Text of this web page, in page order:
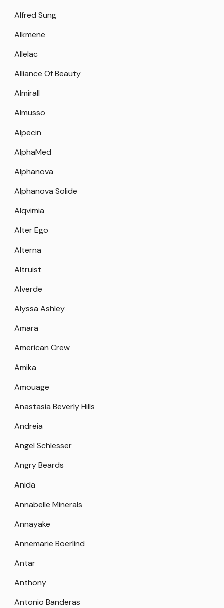
Alfred Sung
Alkmene
Allelac
Alliance Of Beauty
Almirall
Almusso
Alpecin
AlphaMed
Alphanova
Alphanova Solide
Alqvimia
Alter Ego
Alterna
Altruist
Alverde
Alyssa Ashley
Amara
American Crew
Amika
Amouage
Anastasia Beverly Hills
Andreia
Angel Schlesser
Angry Beards
Anida
Annabelle Minerals
Annayake
Annemarie Boerlind
Antar
Anthony
Antonio Banderas